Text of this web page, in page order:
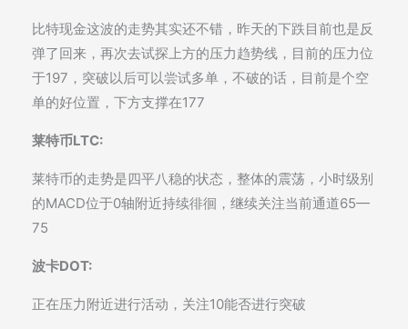
比特现金这波的走势其实还不错，昨天的下跌目前也是反
弹了回来，再次去试探上方的压力趋势线，目前的压力位
于197，突破以后可以尝试多单，不破的话，目前是个空
单的好位置，下方支撑在177
莱特币LTC:
莱特币的走势是四平八稳的状态，整体的震荡，小时级别
的MACD位于0轴附近持续徘徊，继续关注当前通道65—
75
波卡DOT:
正在压力附近进行活动，关注10能否进行突破